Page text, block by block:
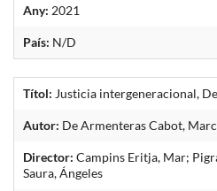
Any: 2021
País: N/D
Títol: Justicia intergeneracional,
Autor: De Armenteras Cabot,
Director: Campins Eritja, Mar;
Saura, Ángeles